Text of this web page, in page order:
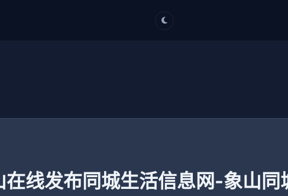
线发布同城生活信息网-象山同